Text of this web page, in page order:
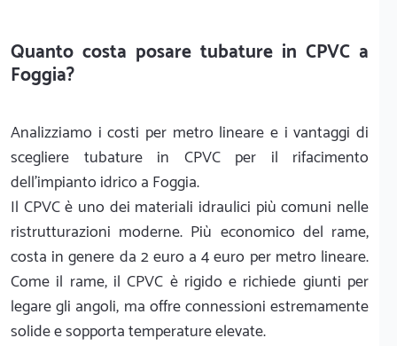
Quanto costa posare tubature in CPVC a
Foggia?
Analizziamo i costi per metro lineare e i vantaggi di
scegliere tubature in CPVC per il rifacimento
dell'impianto idrico a Foggia.
Il CPVC è uno dei materiali idraulici più comuni nelle
ristrutturazioni moderne. Più economico del rame,
costa in genere da 2 euro a 4 euro per metro lineare.
Come il rame, il CPVC è rigido e richiede giunti per
legare gli angoli, ma offre connessioni estremamente
solide e sopporta temperature elevate.